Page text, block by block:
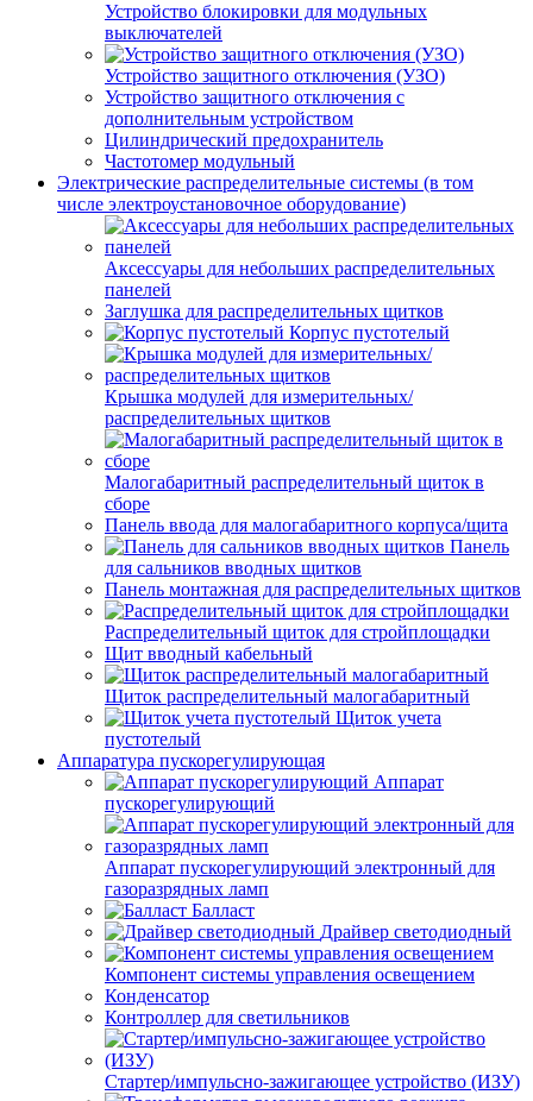
Устройство блокировки для модульных
выключателей
Устройство защитного отключения (УЗО)
Устройство защитного отключения с
дополнительным устройством
Цилиндрический предохранитель
Частотомер модульный
Электрические распределительные системы (в том
числе электроустановочное оборудование)
Аксессуары для небольших распределительных
панелей
Заглушка для распределительных щитков
Корпус пустотелый
Крышка модулей для измерительных/
распределительных щитков
Малогабаритный распределительный щиток в
сборе
Панель ввода для малогабаритного корпуса/щита
Панель
для сальников вводных щитков
Панель монтажная для распределительных щитков
Распределительный щиток для стройплощадки
Щит вводный кабельный
Щиток распределительный малогабаритный
Щиток учета
пустотелый
Аппаратура пускорегулирующая
Аппарат
пускорегулирующий
Аппарат пускорегулирующий электронный для
газоразрядных ламп
Балласт
Драйвер светодиодный
Компонент системы управления освещением
Конденсатор
Контроллер для светильников
Стартер/импульсно-зажигающее устройство (ИЗУ)